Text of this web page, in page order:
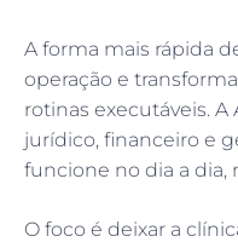
A forma mais rápida
operação e
rotinas executáveis.
jurídico, financeiro e
funcione no dia a dia,
O foco é deixar a